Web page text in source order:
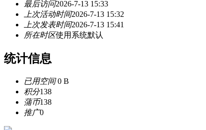
最后访问2026-7-13 15:33
上次活动时间2026-7-13 15:32
上次发表时间2026-7-13 15:41
所在时区使用系统默认
统计信息
已用空间0 B
积分138
蒲币138
推广0